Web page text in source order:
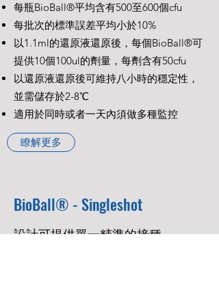
每瓶BioBall®平均含有500至600個cfu
每批次的標準誤差平均小於10%
以1.1ml的還原液還原後，每個BioBall®可
提供10個100ul的劑量，每劑含有50cfu
以還原液還原後可維持八小時的穩定性，
並需儲存於2-8℃
適用於同時或者一天內須做多種監控
瞭解更多
BioBall® - Singleshot
設計可提供單一精準的接種